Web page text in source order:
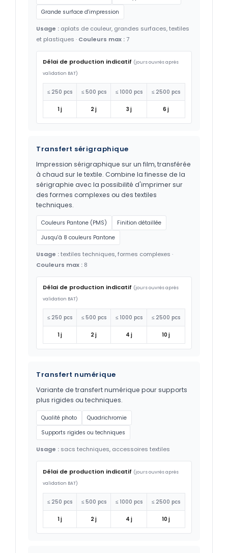
Grande surface d'impression
Usage : aplats de couleur, grandes surfaces, textiles
et plastiques · Couleurs max :7
Délai de production indicatif (jours ouvrés après
validation BAT)
≤ 250 pcs ≤ 500 pcs ≤ 1000 pcs ≤ 2500 pcs
1 j 2 j 3 j 6 j
Transfert sérigraphique
Impression sérigraphique sur un film, transférée
à chaud sur le textile. Combine la finesse de la
sérigraphie avec la possibilité d'imprimer sur
des formes complexes ou des textiles
techniques.
Couleurs Pantone (PMS)
Finition détaillée
Jusqu'à 8 couleurs Pantone
Usage :textiles techniques, formes complexes ·
Couleurs max : 8
Délai de production indicatif (jours ouvrés après
validation BAT)
≤ 250 pcs ≤ 500 pcs ≤ 1000 pcs ≤ 2500 pcs
1 j 2 j 4 j 10 j
Transfert numérique
Variante de transfert numérique pour supports
plus rigides ou techniques.
Qualité photo
Quadrichromie
Supports rigides ou techniques
Usage : sacs techniques, accessoires textiles
Délai de production indicatif (jours ouvrés après
validation BAT)
≤ 250 pcs ≤ 500 pcs ≤ 1000 pcs ≤ 2500 pcs
1 j 2 j 4 j 10 j